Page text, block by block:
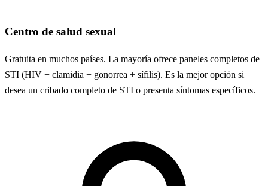
Centro de salud sexual
Gratuita en muchos países. La mayoría ofrece paneles completos de
STI (HIV + clamidia + gonorrea + sífilis). Es la mejor opción si
desea un cribado completo de STI o presenta síntomas específicos.